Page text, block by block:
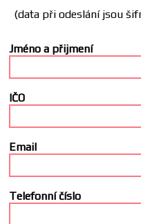
(data při odeslání jsou
Jméno a přijmení
IČO
Email
Telefonní číslo